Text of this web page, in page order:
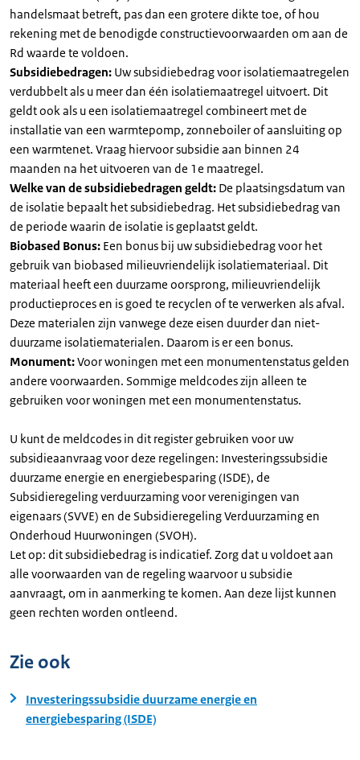
handelsmaat betreft, pas dan een grotere dikte toe, of hou
rekening met de benodigde constructievoorwaarden om aan de
Rd waarde te voldoen.
Subsidiebedragen: Uw subsidiebedrag voor isolatiemaatregelen
verdubbelt als u meer dan één isolatiemaatregel uitvoert. Dit
geldt ook als u een isolatiemaatregel combineert met de
installatie van een warmtepomp, zonneboiler of aansluiting op
een warmtenet. Vraag hiervoor subsidie aan binnen 24
maanden na het uitvoeren van de 1e maatregel.
Welke van de subsidiebedragen geldt: De plaatsingsdatum van
de isolatie bepaalt het subsidiebedrag. Het subsidiebedrag van
de periode waarin de isolatie is geplaatst geldt.
Biobased Bonus: Een bonus bij uw subsidiebedrag voor het
gebruik van biobased milieuvriendelijk isolatiemateriaal. Dit
materiaal heeft een duurzame oorsprong, milieuvriendelijk
productieproces en is goed te recyclen of te verwerken als afval.
Deze materialen zijn vanwege deze eisen duurder dan niet-
duurzame isolatiematerialen. Daarom is er een bonus.
Monument:Voor woningen met een monumentenstatus gelden
andere voorwaarden. Sommige meldcodes zijn alleen te
gebruiken voor woningen met een monumentenstatus.
U kunt de meldcodes in dit register gebruiken voor uw
subsidieaanvraag voor deze regelingen: Investeringssubsidie
duurzame energie en energiebesparing (ISDE), de
Subsidieregeling verduurzaming voor verenigingen van
eigenaars (SVVE) en de Subsidieregeling Verduurzaming en
Onderhoud Huurwoningen (SVOH).
Let op: dit subsidiebedrag is indicatief. Zorg dat u voldoet aan
alle voorwaarden van de regeling waarvoor u subsidie
aanvraagt, om in aanmerking te komen. Aan deze lijst kunnen
geen rechten worden ontleend.
Zie ook
Investeringssubsidie duurzame energie en
energiebesparing (ISDE)